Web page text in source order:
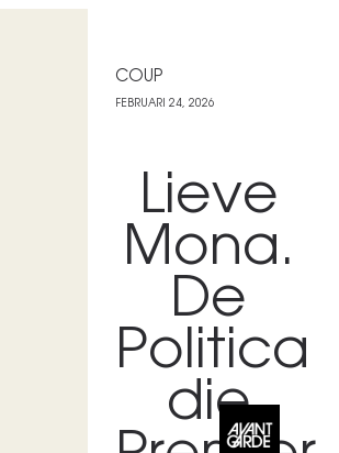
COUP
FEBRUARI 24, 2026
Lieve
Mona.
De
Politica
die